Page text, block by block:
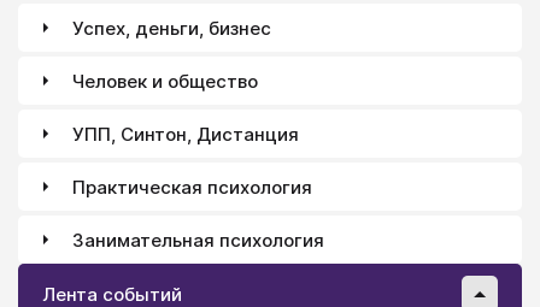
себя, все решала самостоятельно, он даже гвоздь
И снова я лидер, ведущий. Бригадир, который
я твоего мужа видел два раза: он пожал мне руку в
конце: "Спасибо за работу". Все остальное время
Успех, деньги, бизнес
Человек и общество
УПП, Синтон, Дистанция
Практическая психология
Занимательная психология
Лента событий